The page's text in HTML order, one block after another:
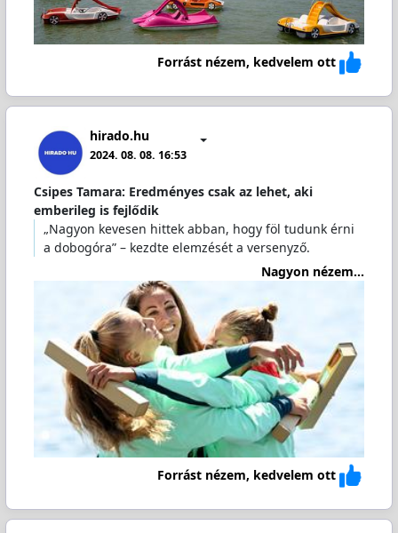
Forrást nézem, kedvelem ott
hirado.hu
2024. 08. 08. 16:53
Csipes Tamara: Eredményes csak az lehet, aki
emberileg is fejlődik
„Nagyon kevesen hittek abban, hogy föl tudunk érni
a dobogóra” – kezdte elemzését a versenyző.
Nagyon nézem...
Forrást nézem, kedvelem ott